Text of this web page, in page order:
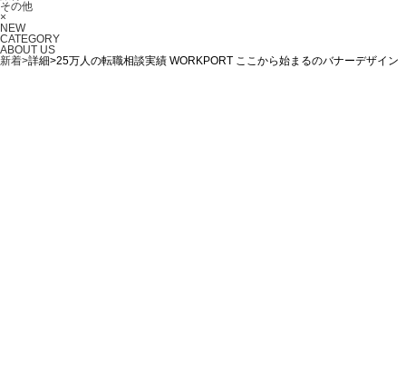
その他
×
NEW
CATEGORY
ABOUT US
新着>詳細>25万人の転職相談実績 WORKPORT ここから始まるのバナーデザイン